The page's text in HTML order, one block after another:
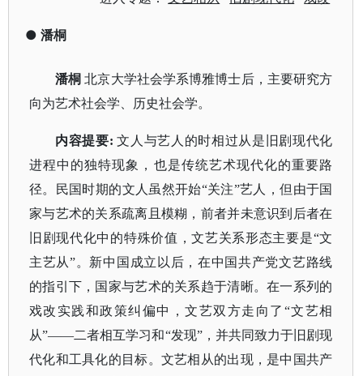
● 潘桐
潘桐 北京大学社会学系博雅博士后，主要研究方
向为艺术社会学、历史社会学。
内容提要:文人与艺人的时相过从是旧剧现代化
进程中的独特现象，也是传统艺术现代化的重要路
径。民国时期的文人虽然开始“关注”艺人，但由于国
家与艺术的关系疏离且模糊，前者并未意识到后者在
旧剧现代化中的特殊价值，文艺关系形态主要是“文
主艺从”。新中国成立以后，在中国共产党文艺路线
的指引下，国家与艺术的关系趋于清晰。在一系列的
戏改实践和政策纠偏中，文艺双方走向了“文艺相
从”——二者相互学习和“发现”，并共同致力于旧剧现
代化和工具化的目标。文艺相从的出现，是中国共产